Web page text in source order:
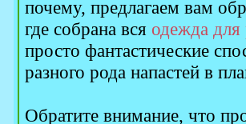
почему, предлагаем вам
где собрана вся одежда
просто фантастические
разного рода напастей в
Обратите внимание, что